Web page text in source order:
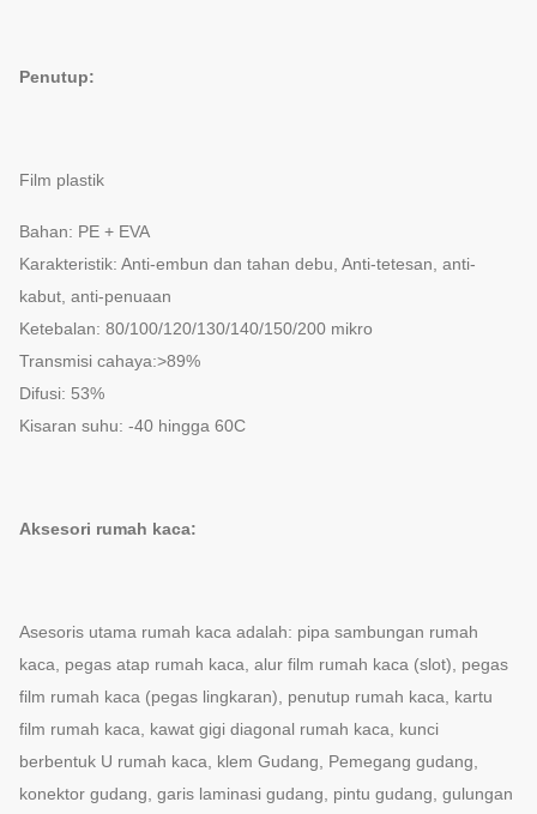
Penutup:
Film plastik
Bahan: PE + EVA
Karakteristik: Anti-embun dan tahan debu, Anti-tetesan, anti-
kabut, anti-penuaan
Ketebalan: 80/100/120/130/140/150/200 mikro
Transmisi cahaya:>89%
Difusi: 53%
Kisaran suhu: -40 hingga 60C
Aksesori rumah kaca:
Asesoris utama rumah kaca adalah: pipa sambungan rumah
kaca, pegas atap rumah kaca, alur film rumah kaca (slot), pegas
film rumah kaca (pegas lingkaran), penutup rumah kaca, kartu
film rumah kaca, kawat gigi diagonal rumah kaca, kunci
berbentuk U rumah kaca, klem Gudang, Pemegang gudang,
konektor gudang, garis laminasi gudang, pintu gudang, gulungan